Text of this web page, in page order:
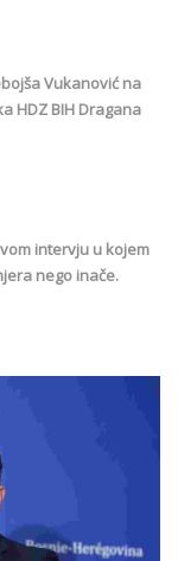
Vukanović na
HDZ BIH Dragana
intervju u kojem
nego inače.